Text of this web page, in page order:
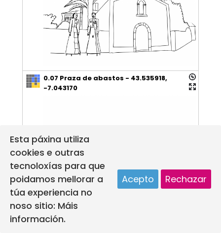
0.07 Praza de abastos - 43.535918,
-7.043170
Esta páxina utiliza
cookies e outras
tecnoloxías para que
poidamos mellorar a
túa experiencia no
noso sitio: Máis
información.
Acepto Rechazar